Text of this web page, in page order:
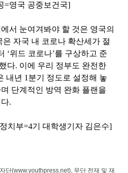
=영국 공중보건국]
서 눈여겨봐야 할 것은 영국의
은 자국 내 코로나 확산세가 절
‘위드 코로나’를 구상하고 준
다. 이에 우리 정부도 완전한
내년 1분기 정도로 설정해 놓
단계적인 방역 완화 플랜을
.
치부=4기 대학생기자 김은수]
단(www.youthpress.net), 무단 전재 및 재